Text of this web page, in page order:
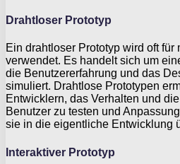
Drahtloser Prototyp
Ein drahtloser Prototyp wird oft
verwendet. Es handelt sich um
die Benutzererfahrung und das
simuliert. Drahtlose Prototypen
Entwicklern, das Verhalten und
Benutzer zu testen und
sie in die eigentliche Entwicklung
Interaktiver Prototyp